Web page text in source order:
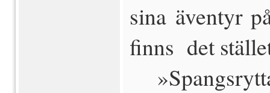
sina äventyr
finns det
